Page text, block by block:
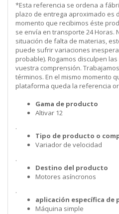
*Esta referencia se ordena a
plazo de entrega aproximado es
momento que recibimos éste
se envía en transporte 24 Horas.
situación de falta de materias,
puede sufrir variaciones
probable). Rogamos disculpen
vuestra comprensión.
términos. En el mismo momento
plataforma queda la referencia
Gama de producto
Altivar 12
.
Tipo de producto o
Variador de velocidad
.
Destino del producto
Motores asíncronos
.
aplicación específica de
Máquina simple